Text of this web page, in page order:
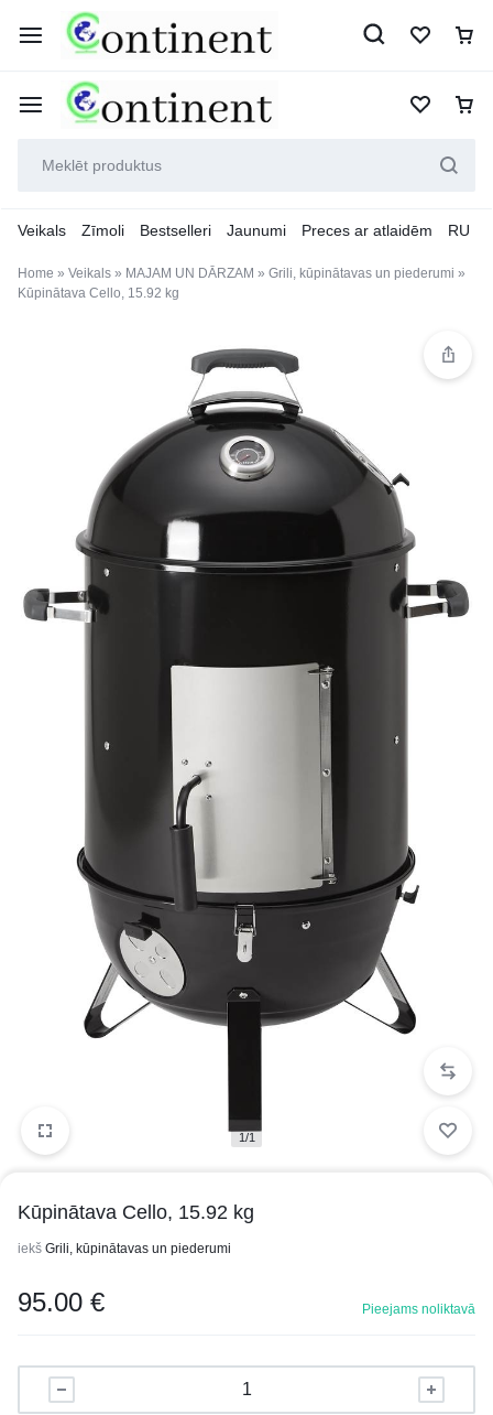
Veikals Zīmoli Bestselleri Jaunumi Preces ar atlaidēm RU
Home » Veikals » MAJAM UN DĀRZAM » Grili, kūpinātavas un piederumi »
Kūpinātava Cello, 15.92 kg
1/1
Kūpinātava Cello, 15.92 kg
iekš Grili, kūpinātavas un piederumi
95.00 € Pieejams noliktavā